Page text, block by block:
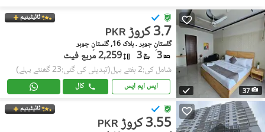
37
ٹائیٹینیم
PKR 3.7 کروڑ
گلستانِِ جوہر ۔ بلاک 16, گلستانِ جوہر
3
3 2,259 مربع فیٹ
شامل کی:2 ہفتے پہل (تبدیلی کی گئی:23 گھنٹے پہلے)
ایس ایم ایس کال
ٹائیٹینیم
PKR 3.55 کروڑ